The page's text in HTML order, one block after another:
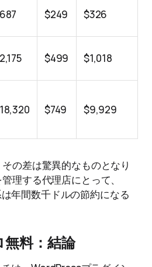
$249 $326
$499 $1,018
$749 $9,929
の差は驚異的なものとなり
理する代理店にとって、
年間数千ドルの節約になる
料： 結論